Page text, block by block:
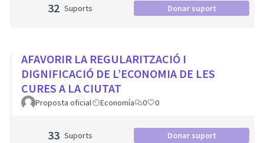
32 Suports Donar suport
AFAVORIR LA REGULARITZACIÓ I
DIGNIFICACIÓ DE L’ECONOMIA DE LES
CURES A LA CIUTAT
Proposta oficial Economía 0 0
33 Suports Donar suport